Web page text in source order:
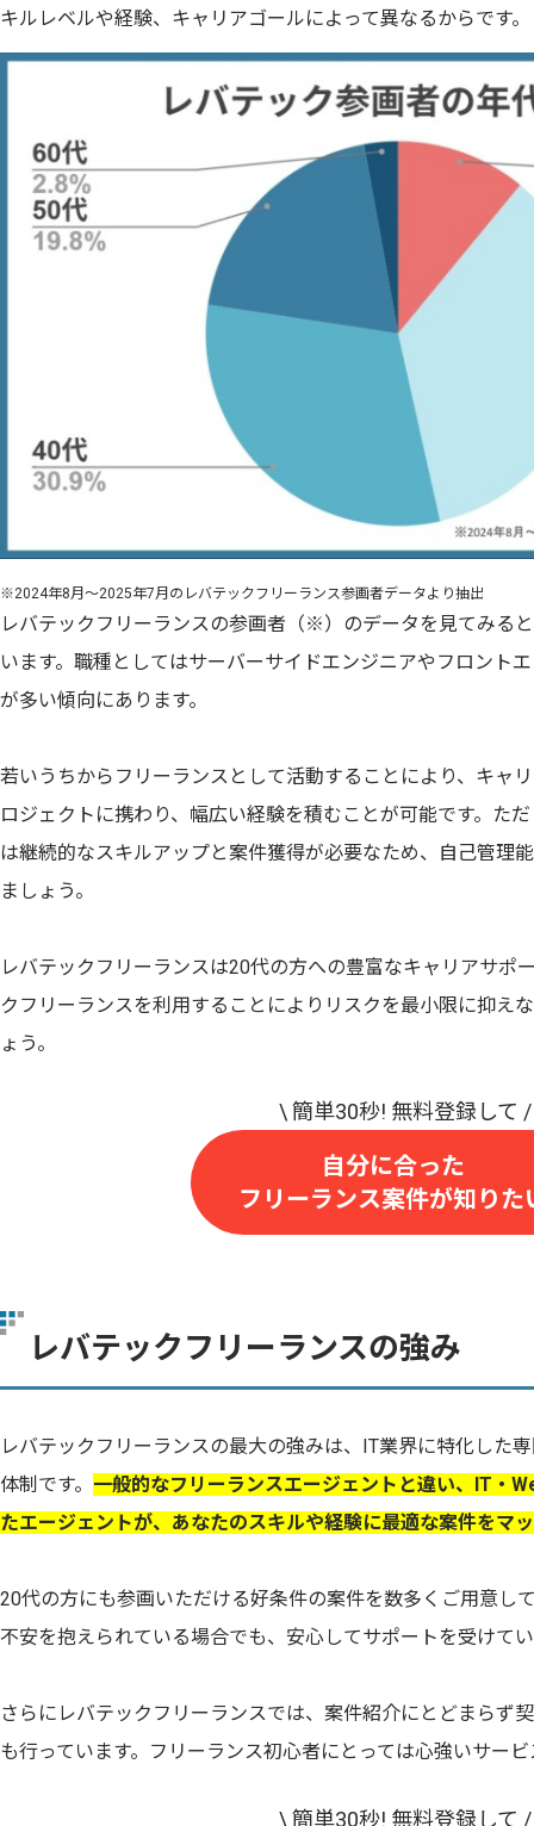
キルレベルや経験、キャリアゴールによって異なるからです。
※2024年8月～2025年7月のレバテックフリーランス参画者データより抽出
レバテックフリーランスの参画者（※）のデータを見てみる
います。職種としてはサーバーサイドエンジニアやフロント
が多い傾向にあります。
若いうちからフリーランスとして活動することにより、キャ
ロジェクトに携わり、幅広い経験を積むことが可能です。た
は継続的なスキルアップと案件獲得が必要なため、自己管理
ましょう。
レバテックフリーランスは20代の方への豊富なキャリアサポ
クフリーランスを利用することによりリスクを最小限に抑え
ょう。
自分に合った
フリーランス案件が知りた
レバテックフリーランスの強み
レバテックフリーランスの最大の強みは、IT業界に特化した
体制です。 一般的なフリーランスエージェントと違い、IT・
たエージェントが、あなたのスキルや経験に最適な案件をマ
20代の方にも参画いただける好条件の案件を数多くご用意し
不安を抱えられている場合でも、安心してサポートを受けて
さらにレバテックフリーランスでは、案件紹介にとどまらず
も行っています。フリーランス初心者にとっては心強いサー